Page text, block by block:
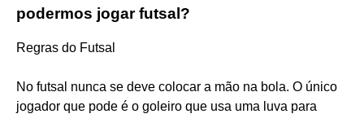
podermos jogar futsal?
Regras do Futsal
No futsal nunca se deve colocar a mão na bola. O único
jogador que pode é o goleiro que usa uma luva para